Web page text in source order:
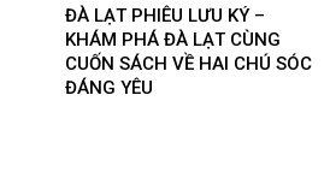
ĐÀ LẠT PHIÊU LƯU KÝ –
KHÁM PHÁ ĐÀ LẠT CÙNG
CUỐN SÁCH VỀ HAI CHÚ SÓC
ĐÁNG YÊU